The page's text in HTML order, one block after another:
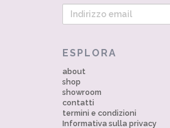
ESPLORA
about
shop
showroom
contatti
termini e condizioni
Informativa sulla privacy